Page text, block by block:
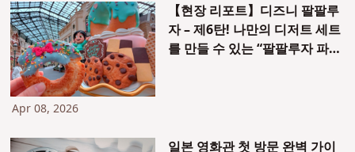
【현장 리포트】디즈니 팔팔루
자 – 제6탄! 나만의 디저트 세트
를 만들 수 있는 “팔팔루자 파르
Apr 08, 2026
일본 영화관 첫 방문 완벽 가이